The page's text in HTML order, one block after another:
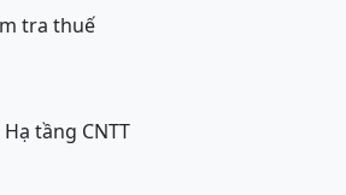
tra thuế
Hạ tầng CNTT